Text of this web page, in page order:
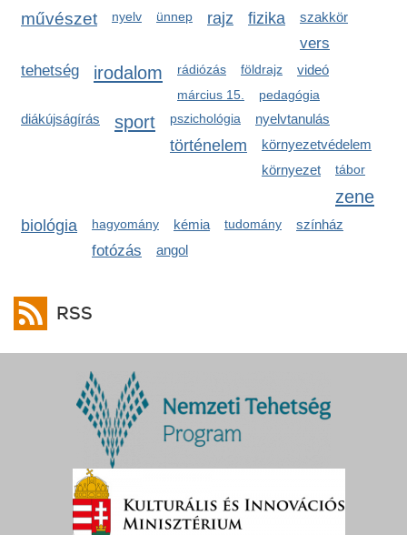
művészet nyelv ünnep rajz fizika szakkör
vers
tehetség
irodalom rádiózás földrajz videó
március 15. pedagógia
diákújságírás sport pszichológia nyelvtanulás
történelem
környezetvédelem
környezet
tábor
zene
biológia hagyomány kémia tudomány színház
fotózás angol
RSS